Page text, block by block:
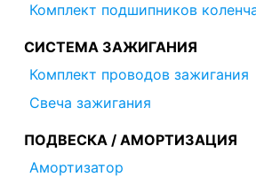
Комплект подшипников
СИСТЕМА ЗАЖИГАНИЯ
Комплект проводов зажигания
Свеча зажигания
ПОДВЕСКА / АМОРТИЗАЦИЯ
Амортизатор